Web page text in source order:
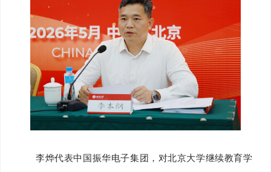
李烨代表中国振华电子集团，对北京大学继续教育学